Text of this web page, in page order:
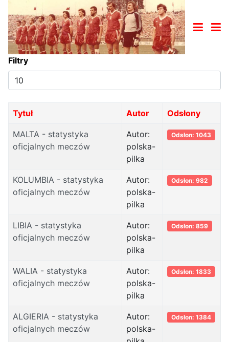
Filtry
Pokaż
#
Tytuł Autor Odsłony
MALTA - statystyka
oficjalnych meczów
Autor:
polska-
pilka
Odsłon: 1043
KOLUMBIA - statystyka
oficjalnych meczów
Autor:
polska-
pilka
Odsłon: 982
LIBIA - statystyka
oficjalnych meczów
Autor:
polska-
pilka
Odsłon: 859
WALIA - statystyka
oficjalnych meczów
Autor:
polska-
pilka
Odsłon: 1833
ALGIERIA - statystyka
oficjalnych meczów
Autor:
polska-
Odsłon: 1384